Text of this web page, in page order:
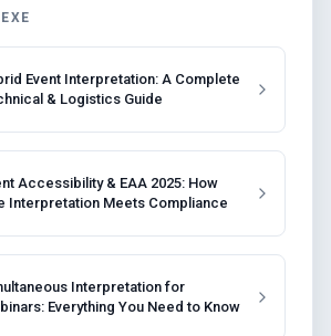
Event Interpretation: A Complete
& Logistics Guide
Accessibility & EAA 2025: How
Interpretation Meets Compliance
Interpretation for
Everything You Need to Know